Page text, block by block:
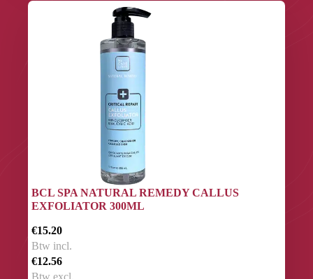
BCL SPA NATURAL REMEDY CALLUS
EXFOLIATOR 300ML
€15.20
Btw incl.
€12.56